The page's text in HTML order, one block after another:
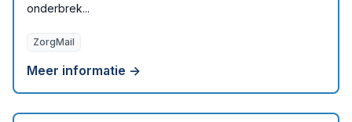
onderbrek...
ZorgMail
Meer informatie →